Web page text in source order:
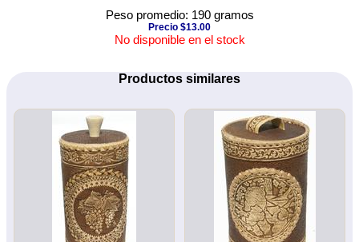
Peso promedio: 190 gramos
Precio $13.00
No disponible en el stock
Productos similares